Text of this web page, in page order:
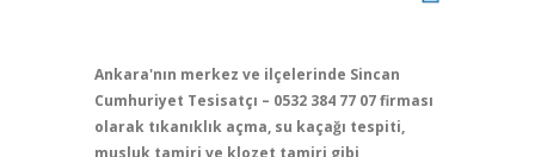
Ankara'nın merkez ve ilçelerinde Sincan
Cumhuriyet Tesisatçı – 0532 384 77 07 firması
olarak tıkanıklık açma, su kaçağı tespiti,
musluk tamiri ve klozet tamiri gibi